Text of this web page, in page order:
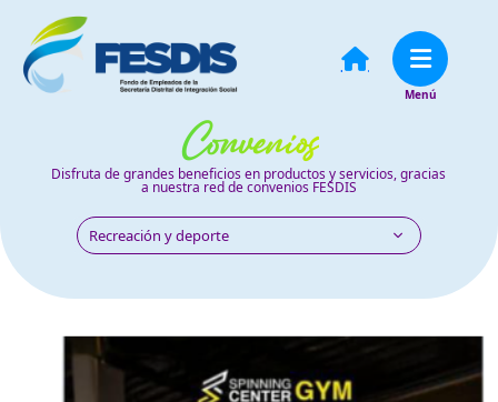
Convenios
Disfruta de grandes beneficios en productos y servicios, gracias
a nuestra red de convenios FESDIS
Recreación y deporte